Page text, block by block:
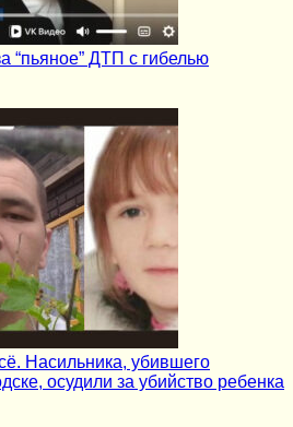
“пьяное” ДТП с гибелью
Насильника, убившего
осудили за убийство ребенка